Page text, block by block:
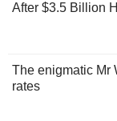
After $3.5 Billion
The enigmatic Mr
rates